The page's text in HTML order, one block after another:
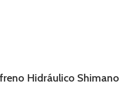
Hidráulico Shimano